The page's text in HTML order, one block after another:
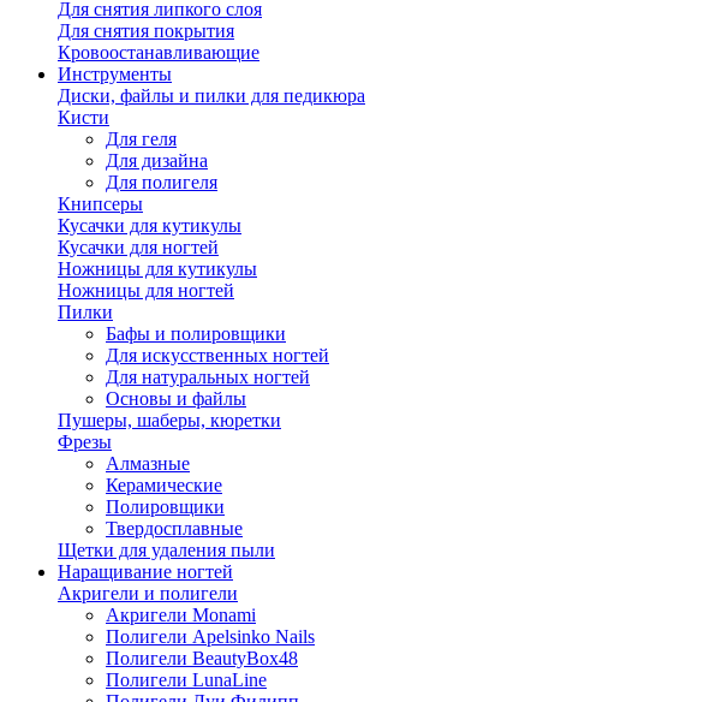
Для снятия липкого слоя
Для снятия покрытия
Кровоостанавливающие
Инструменты
Диски, файлы и пилки для педикюра
Кисти
Для геля
Для дизайна
Для полигеля
Книпсеры
Кусачки для кутикулы
Кусачки для ногтей
Ножницы для кутикулы
Ножницы для ногтей
Пилки
Бафы и полировщики
Для искусственных ногтей
Для натуральных ногтей
Основы и файлы
Пушеры, шаберы, кюретки
Фрезы
Алмазные
Керамические
Полировщики
Твердосплавные
Щетки для удаления пыли
Наращивание ногтей
Акригели и полигели
Акригели Monami
Полигели Apelsinko Nails
Полигели BeautyBox48
Полигели LunaLine